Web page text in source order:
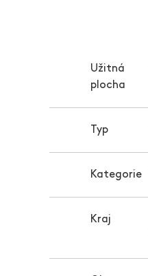
Užitná
plocha
Typ
Kategorie
Kraj